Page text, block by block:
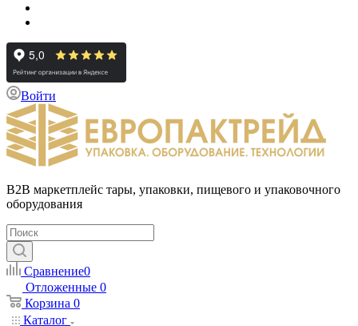
Войти
B2B маркетплейс тары, упаковки, пищевого и упаковочного
оборудования
Сравнение0
Отложенные 0
Корзина 0
Каталог